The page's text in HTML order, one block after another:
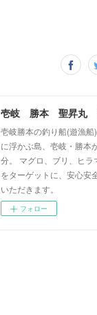
壱岐勝本の釣り船(遊漁
に浮かぶ島、壱岐・勝本
分。 マグロ、ブリ、ヒラ
をターゲットに、安心安
いただきます。
フォロー